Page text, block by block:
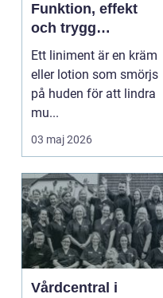
Funktion, effekt
och trygg
användning
Ett liniment är en kräm
eller lotion som smörjs
på huden för att lindra
mu...
03 maj 2026
Vårdcentral i